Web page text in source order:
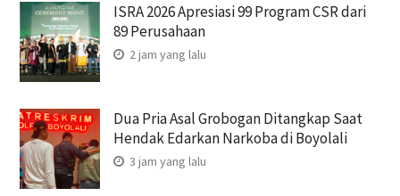
ISRA 2026 Apresiasi 99 Program CSR dari
89 Perusahaan
2 jam yang lalu
Dua Pria Asal Grobogan Ditangkap Saat
Hendak Edarkan Narkoba di Boyolali
3 jam yang lalu